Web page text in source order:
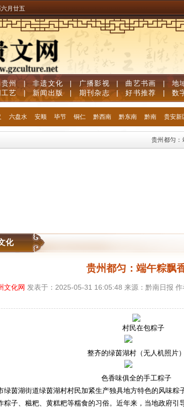
月廿五
贵州 | 非遗文化 | 广播影视 | 曲艺书画 | 地
艺 | 新闻出版 | 期刊杂志 | 好书推荐 | 数
六盘水 安顺 毕节 铜仁 黔西南 黔东南 黔南 贵安新
贵州都匀：
化
贵州都匀：端午粽飘
文化网 发表于：2025-05-31 16:05:48 来源：黔南日报 作
村民在包粽子
整齐的绿茵湖村（无人机照片）
色香味俱全的手工粽子
绿茵湖街道绿茵湖村村民加紧生产独具地方特色的风味粽
粽子、糍粑、黄糕粑等糯食的习俗。近年来，当地政府引